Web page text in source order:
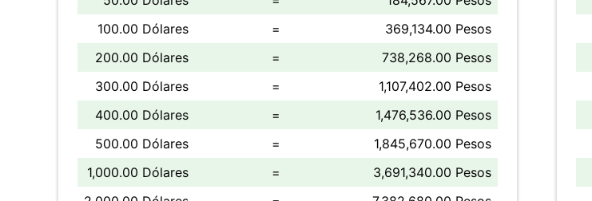
100.00 Dólares
=
369,134.00 Pesos
200.00 Dólares
=
738,268.00 Pesos
300.00 Dólares
=
1,107,402.00 Pesos
400.00 Dólares
=
1,476,536.00 Pesos
500.00 Dólares
=
1,845,670.00 Pesos
1,000.00 Dólares
=
3,691,340.00 Pesos